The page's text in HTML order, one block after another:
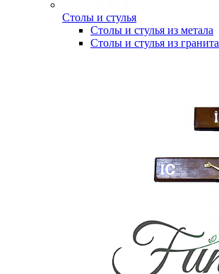
Столы и стулья
Столы и стулья из метала
Столы и стулья из гранита